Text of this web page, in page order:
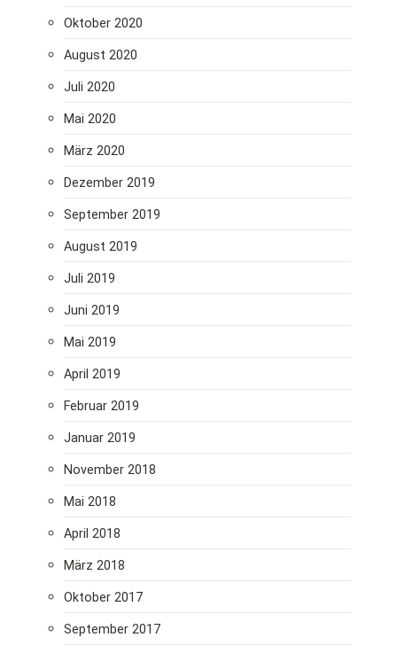
Oktober 2020
August 2020
Juli 2020
Mai 2020
März 2020
Dezember 2019
September 2019
August 2019
Juli 2019
Juni 2019
Mai 2019
April 2019
Februar 2019
Januar 2019
November 2018
Mai 2018
April 2018
März 2018
Oktober 2017
September 2017